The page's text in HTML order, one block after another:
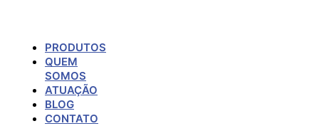
PRODUTOS
QUEM
SOMOS
ATUAÇÃO
BLOG
CONTATO